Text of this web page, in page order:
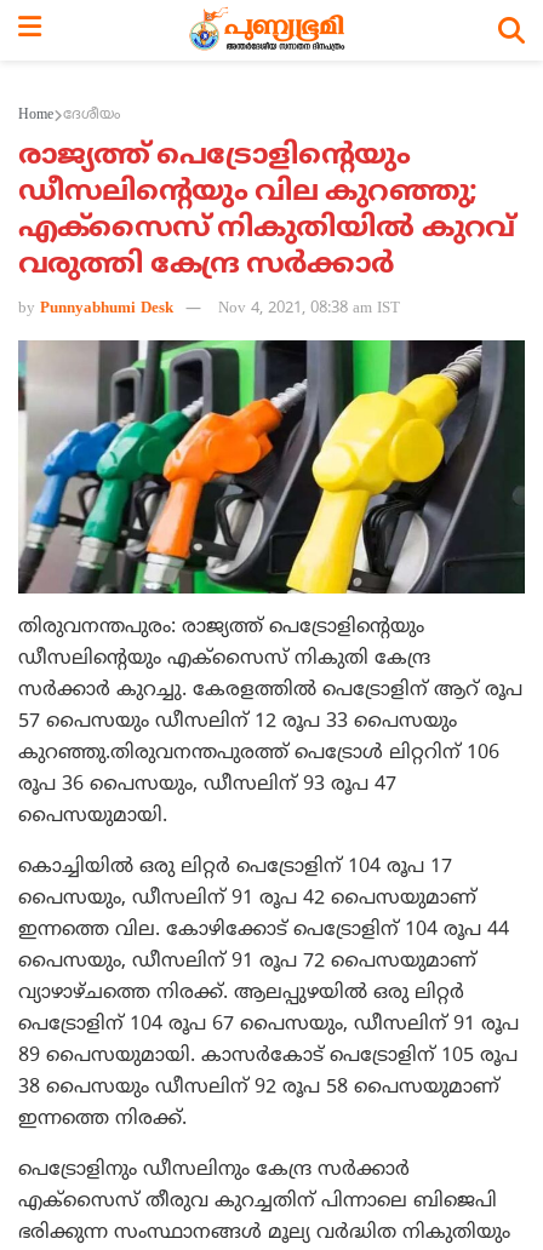
Home ദേശീയം
രാജ്യത്ത് പെട്രോളിന്റെയും
ഡീസലിന്റെയും വില കുറഞ്ഞു;
എക്സൈസ് നികുതിയില്‍ കുറവ്
വരുത്തി കേന്ദ്ര സര്‍ക്കാര്‍
by Punnyabhumi Desk Nov 4, 2021, 08:38 am IST
തിരുവനന്തപുരം: രാജ്യത്ത് പെട്രോളിന്റെയും
ഡീസലിന്റെയും എക്സൈസ് നികുതി കേന്ദ്ര
സര്‍ക്കാര്‍ കുറച്ചു. കേരളത്തില്‍ പെട്രോളിന് ആറ് രൂപ
57 പൈസയും ഡീസലിന് 12 രൂപ 33 പൈസയും
കുറഞ്ഞു.തിരുവനന്തപുരത്ത് പെട്രോള്‍ ലിറ്ററിന് 106
രൂപ 36 പൈസയും, ഡീസലിന് 93 രൂപ 47
പൈസയുമായി.
കൊച്ചിയില്‍ ഒരു ലിറ്റര്‍ പെട്രോളിന് 104 രൂപ 17
പൈസയും, ഡീസലിന് 91 രൂപ 42 പൈസയുമാണ്
ഇന്നത്തെ വില. കോഴിക്കോട് പെട്രോളിന് 104 രൂപ 44
പൈസയും, ഡീസലിന് 91 രൂപ 72 പൈസയുമാണ്
വ്യാഴാഴ്ചത്തെ നിരക്ക്. ആലപ്പുഴയില്‍ ഒരു ലിറ്റര്‍
പെട്രോളിന് 104 രൂപ 67 പൈസയും, ഡീസലിന് 91 രൂപ
89 പൈസയുമായി. കാസര്‍കോട് പെട്രോളിന് 105 രൂപ
38 പൈസയും ഡീസലിന് 92 രൂപ 58 പൈസയുമാണ്
ഇന്നത്തെ നിരക്ക്.
പെട്രോളിനും ഡീസലിനും കേന്ദ്ര സര്‍ക്കാര്‍
എക്‌സൈസ് തീരുവ കുറച്ചതിന് പിന്നാലെ ബിജെപി
ഭരിക്കുന്ന സംസ്ഥാനങ്ങള്‍ മൂല്യ വര്‍ദ്ധിത നികുതിയും